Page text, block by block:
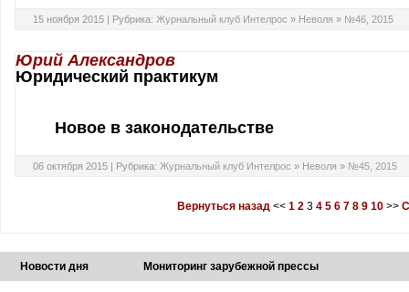
15 ноября 2015 | Рубрика: Журнальный клуб Интелрос » Неволя » №46, 2015
Юрий Александров
Юридический практикум
Новое в законодательстве
06 октября 2015 | Рубрика: Журнальный клуб Интелрос » Неволя » №45, 2015
Вернуться назад<< 1 2 3 4 5 6 7 8 9 10>>
Новости дня Мониторинг зарубежной прессы